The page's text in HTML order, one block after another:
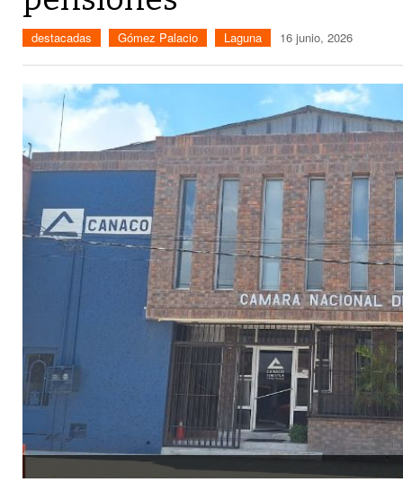
destacadas Gómez Palacio Laguna 16 junio, 2026